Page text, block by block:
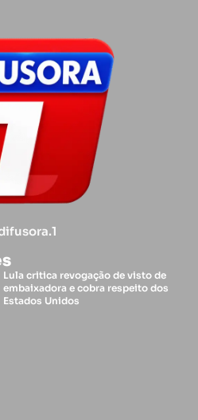
Lula critica revogação de visto de
embaixadora e cobra respeito dos
Estados Unidos